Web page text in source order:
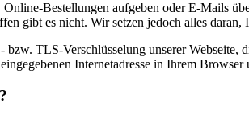
Bestellungen aufgeben oder E-Mails
gibt es nicht. Wir setzen jedoch alles
TLS-Verschlüsselung unserer
Internetadresse in Ihrem